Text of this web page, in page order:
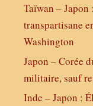
Taïwan –
transpartisane
Washington
Japon – Corée
militaire, sauf
Inde – Japon :